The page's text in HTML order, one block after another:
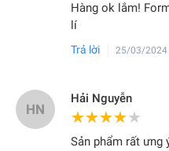
Hàng ok lắm!
lí
Trả lời 25/03/2024
HN
Hải Nguyễn
★★★★★
★★★★★
Sản phẩm rất ưng